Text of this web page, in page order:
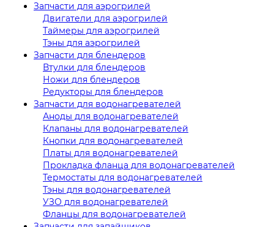
Запчасти для аэрогрилей
Двигатели для аэрогрилей
Таймеры для аэрогрилей
Тэны для аэрогрилей
Запчасти для блендеров
Втулки для блендеров
Ножи для блендеров
Редукторы для блендеров
Запчасти для водонагревателей
Аноды для водонагревателей
Клапаны для водонагревателей
Кнопки для водонагревателей
Платы для водонагревателей
Прокладка фланца для водонагревателей
Термостаты для водонагревателей
Тэны для водонагревателей
УЗО для водонагревателей
Фланцы для водонагревателей